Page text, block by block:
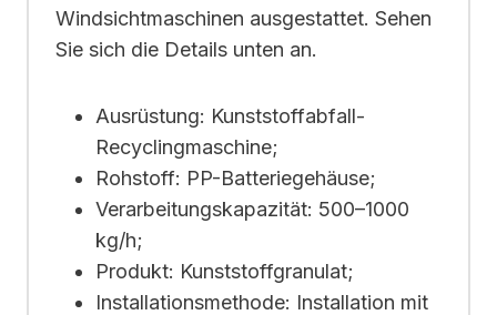
Windsichtmaschinen ausgestattet. Sehen
Sie sich die Details unten an.
Ausrüstung: Kunststoffabfall-
Recyclingmaschine;
Rohstoff: PP-Batteriegehäuse;
Verarbeitungskapazität: 500–1000
kg/h;
Produkt: Kunststoffgranulat;
Installationsmethode: Installation mit